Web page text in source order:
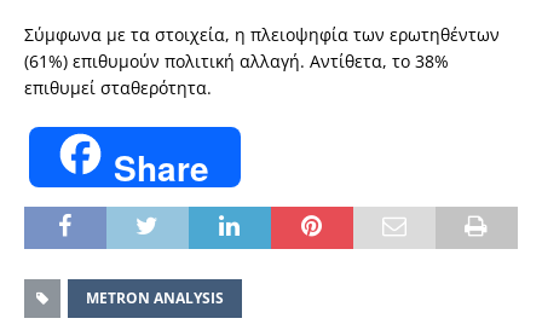
Σύμφωνα με τα στοιχεία, η πλειοψηφία των ερωτηθέντων
(61%) επιθυμούν πολιτική αλλαγή. Αντίθετα, το 38%
επιθυμεί σταθερότητα.
Share
METRON ANALYSIS